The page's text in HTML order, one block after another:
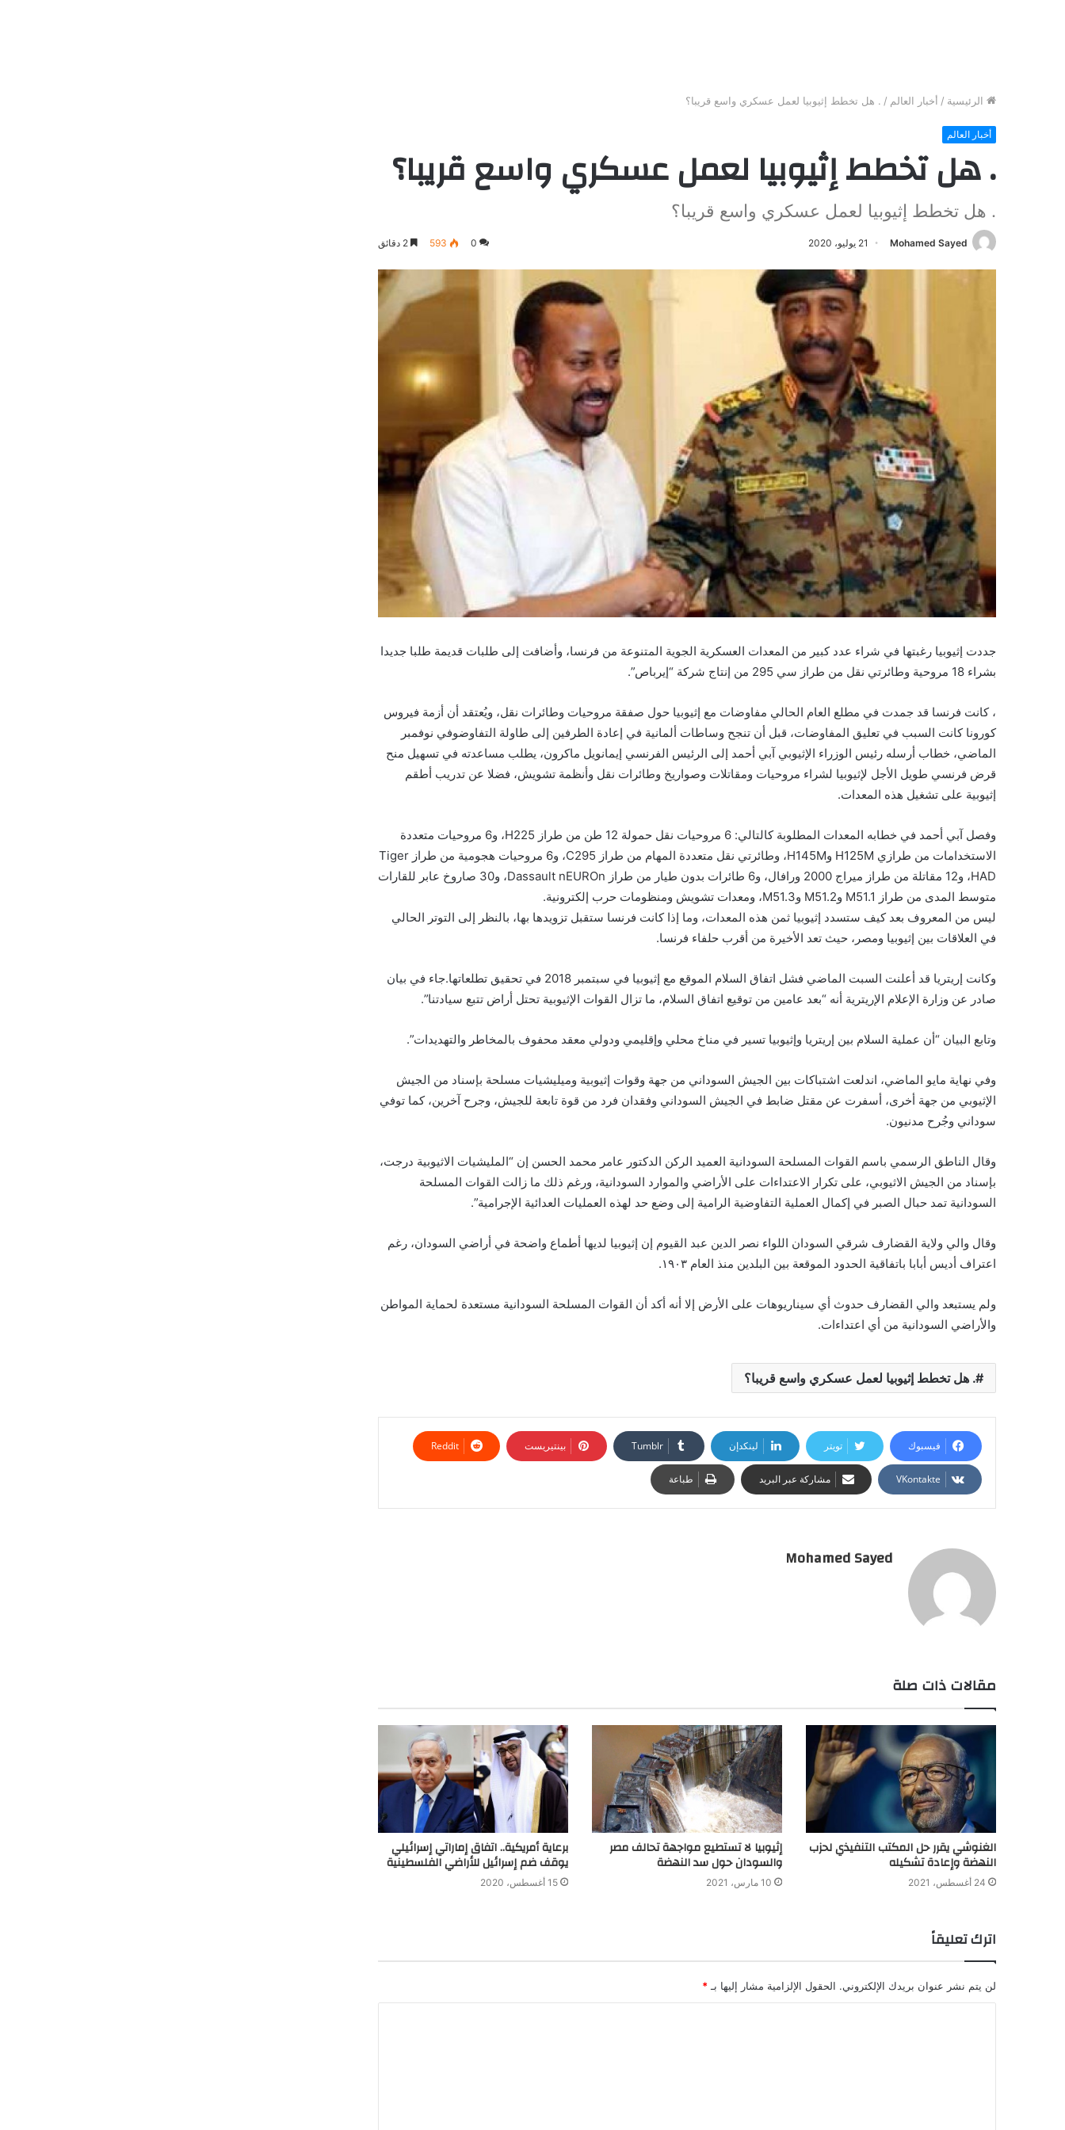
الرئيسية / أخبار العالم / . ​هل تخطط إثيوبيا لعمل عسكري واسع قريبا؟
أخبار العالم
. ​هل تخطط إثيوبيا لعمل عسكري واسع قريبا؟
. ​هل تخطط إثيوبيا لعمل عسكري واسع قريبا؟
Mohamed Sayed 21 يوليو، 2020 0
593
جددت إثيوبيا رغبتها في شراء عدد كبير من المعدات العسكرية الجوية المتنوعة من فرنسا، وأضافت إلى طلبات قديمة طلبا جديدا
بشراء 18 مروحية وطائرتي نقل من طراز سي 295 من إنتاج شركة “إيرباص”.
، كانت فرنسا قد جمدت في مطلع العام الحالي مفاوضات مع إثيوبيا حول صفقة مروحيات وطائرات نقل، ويُعتقد أن أزمة فيروس
كورونا كانت السبب في تعليق المفاوضات، قبل أن تنجح وساطات ألمانية في إعادة الطرفين إلى طاولة التفاوضوفي نوفمبر
الماضي، خطاب أرسله رئيس الوزراء الإثيوبي آبي أحمد إلى الرئيس الفرنسي إيمانويل ماكرون، يطلب مساعدته في تسهيل منح
قرض فرنسي طويل الأجل لإثيوبيا لشراء مروحيات ومقاتلات وصواريخ وطائرات نقل وأنظمة تشويش، فضلا عن تدريب أطقم
إثيوبية على تشغيل هذه المعدات.
وفصل آبي أحمد في خطابه المعدات المطلوبة كالتالي: 6 مروحيات نقل حمولة 12 طن من طراز H225، و6 مروحيات متعددة
الاستخدامات من طرازي H125M وH145M، وطائرتي نقل متعددة المهام من طراز C295، و6 مروحيات هجومية من طراز Tiger
HAD، و12 مقاتلة من طراز ميراج 2000 ورافال، و6 طائرات بدون طيار من طراز Dassault nEUROn، و30 صاروخ عابر للقارات
متوسط المدى من طراز M51.1 وM51.2 وM51.3، ومعدات تشويش ومنظومات حرب إلكترونية.
ليس من المعروف بعد كيف ستسدد إثيوبيا ثمن هذه المعدات، وما إذا كانت فرنسا ستقبل تزويدها بها، بالنظر إلى التوتر الحالي
في العلاقات بين إثيوبيا ومصر، حيث تعد الأخيرة من أقرب حلفاء فرنسا.
وكانت إريتريا قد أعلنت السبت الماضي فشل اتفاق السلام الموقع مع إثيوبيا في سبتمبر 2018 في تحقيق تطلعاتها.جاء في بيان
صادر عن وزارة الإعلام الإريترية أنه “بعد عامين من توقيع اتفاق السلام، ما تزال القوات الإثيوبية تحتل أراض تتبع سيادتنا”.
وتابع البيان “أن عملية السلام بين إريتريا وإثيوبيا تسير في مناخ محلي وإقليمي ودولي معقد محفوف بالمخاطر والتهديدات”.
وفي نهاية مايو الماضي، اندلعت اشتباكات بين الجيش السوداني من جهة وقوات إثيوبية وميليشيات مسلحة بإسناد من الجيش
الإثيوبي من جهة أخرى، أسفرت عن مقتل ضابط في الجيش السوداني وفقدان فرد من قوة تابعة للجيش، وجرح آخرين، كما توفي
سوداني وجُرح مدنيون.
وقال الناطق الرسمي باسم القوات المسلحة السودانية العميد الركن الدكتور عامر محمد الحسن إن “المليشيات الاثيوبية درجت،
بإسناد من الجيش الاثيوبي، على تكرار الاعتداءات على الأراضي والموارد السودانية، ورغم ذلك ما زالت القوات المسلحة
السودانية تمد حبال الصبر في إكمال العملية التفاوضية الرامية إلى وضع حد لهذه العمليات العدائية الإجرامية”.
وقال والي ولاية القضارف شرقي السودان اللواء نصر الدين عبد القيوم إن إثيوبيا لديها أطماع واضحة في أراضي السودان، رغم
اعتراف أديس أبابا باتفاقية الحدود الموقعة بين البلدين منذ العام ١٩٠٣.
ولم يستبعد والي القضارف حدوث أي سيناريوهات على الأرض إلا أنه أكد أن القوات المسلحة السودانية مستعدة لحماية المواطن
والأراضي السودانية من أي اعتداءات.
. ​هل تخطط إثيوبيا لعمل عسكري واسع قريبا؟
فيسبوك تويتر لينكدإن بينتيريست
مشاركة عبر البريد طباعة
Mohamed Sayed
مقالات ذات صلة
الغنوشي يقرر حل المكتب التنفيذي لحزب
النهضة وإعادة تشكيله
24 أغسطس، 2021
إثيوبيا لا تستطيع مواجهة تحالف مصر
والسودان حول سد النهضة
10 مارس، 2021
برعاية أمريكية.. اتفاق إماراتي إسرائيلي
يوقف ضم إسرائيل للأراضي الفلسطينية
15 أغسطس، 2020
اترك تعليقاً
لن يتم نشر عنوان بريدك الإلكتروني. الحقول الإلزامية مشار إليها بـ *